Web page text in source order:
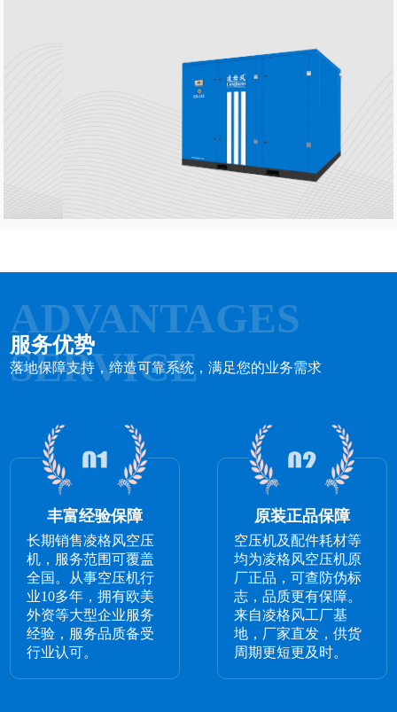
ADVANTAGES
SERVICE
服务优势
落地保障支持，缔造可靠系统，满足您的业务需求
丰富经验保障
长期销售凌格风空压
机，服务范围可覆盖
全国。从事空压机行
业10多年，拥有欧美
外资等大型企业服务
经验，服务品质备受
行业认可。
原装正品保障
空压机及配件耗材等
均为凌格风空压机原
厂正品，可查防伪标
志，品质更有保障。
来自凌格风工厂基
地，厂家直发，供货
周期更短更及时。